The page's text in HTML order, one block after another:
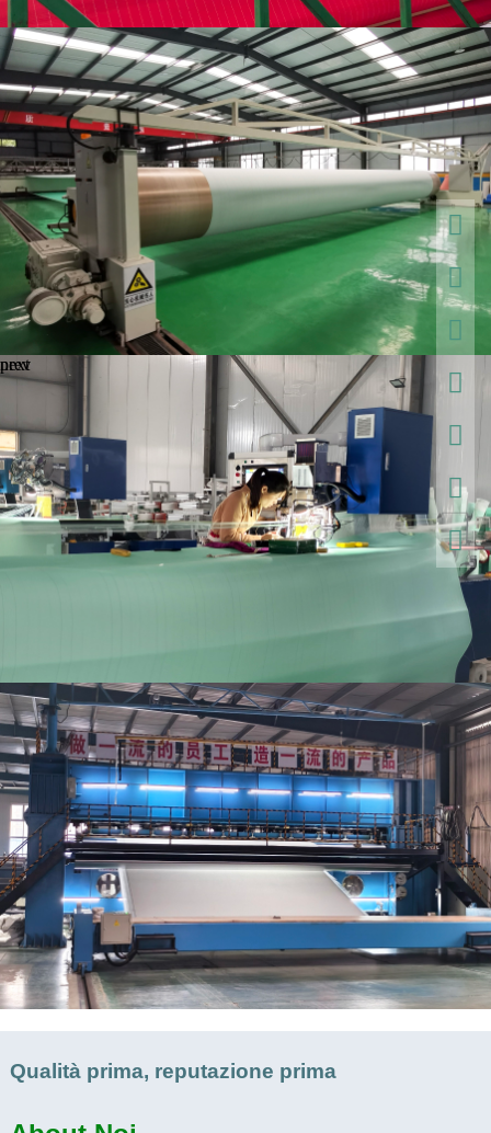
Qualità prima, reputazione prima